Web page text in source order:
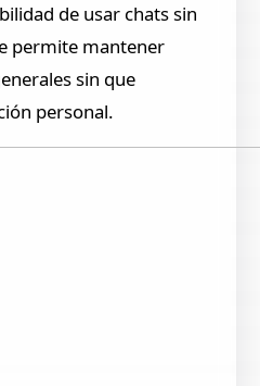
de usar chats sin
permite mantener
sin que
personal.